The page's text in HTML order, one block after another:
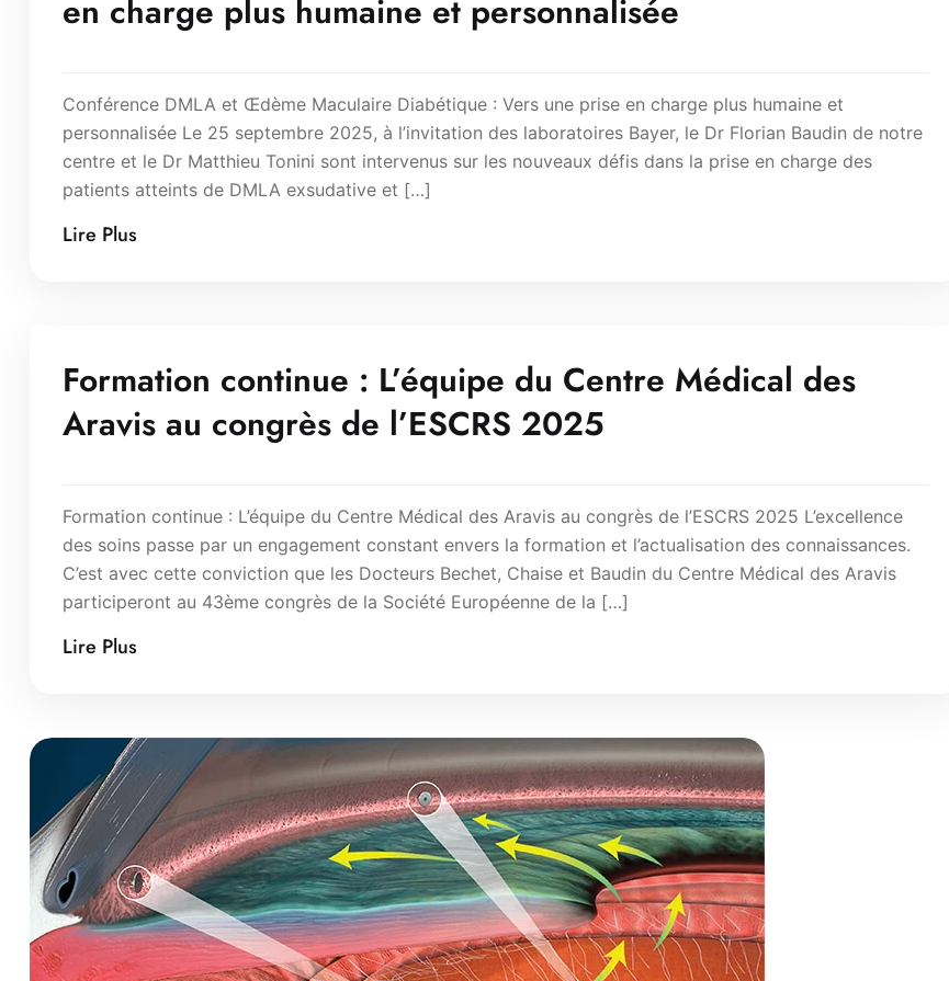
en charge plus humaine et personnalisée
Conférence DMLA et Œdème Maculaire Diabétique : Vers une prise en charge plus humaine et
personnalisée Le 25 septembre 2025, à l’invitation des laboratoires Bayer, le Dr Florian Baudin de notre
centre et le Dr Matthieu Tonini sont intervenus sur les nouveaux défis dans la prise en charge des
patients atteints de DMLA exsudative et […]
Lire Plus
Formation continue : L’équipe du Centre Médical des
Aravis au congrès de l’ESCRS 2025
Formation continue : L’équipe du Centre Médical des Aravis au congrès de l’ESCRS 2025 L’excellence
des soins passe par un engagement constant envers la formation et l’actualisation des connaissances.
C’est avec cette conviction que les Docteurs Bechet, Chaise et Baudin du Centre Médical des Aravis
participeront au 43ème congrès de la Société Européenne de la […]
Lire Plus